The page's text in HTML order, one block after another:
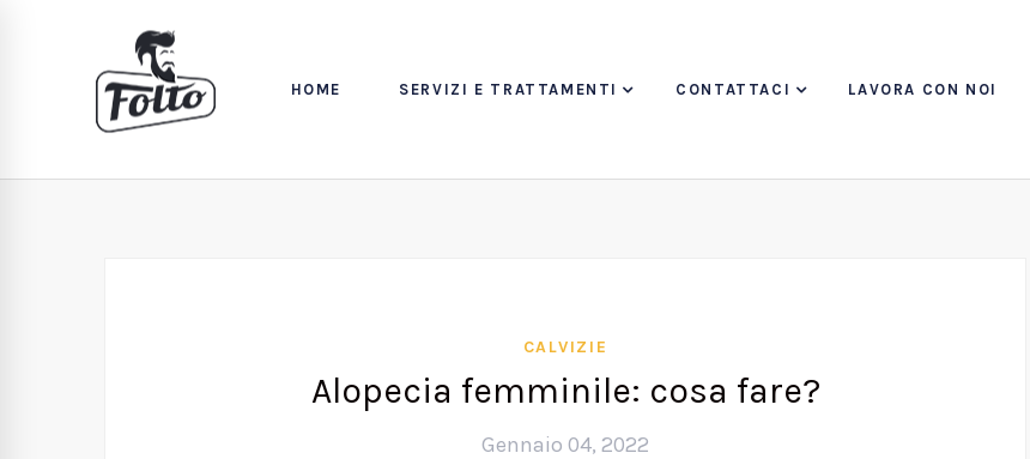
HOME SERVIZI E TRATTAMENTI CONTATTACI LAVORA CON NOI
CALVIZIE
Alopecia femminile: cosa fare?
Gennaio 04, 2022